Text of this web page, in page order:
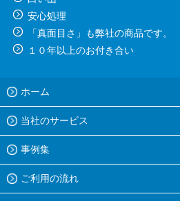
安心処理
「真面目さ」も弊社の商品です。
１０年以上のお付き合い
ホーム
当社のサービス
事例集
ご利用の流れ